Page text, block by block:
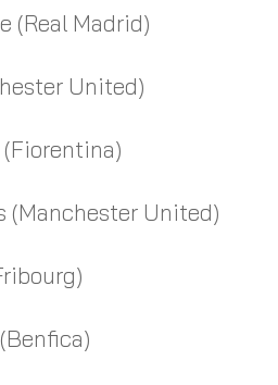
(Real Madrid)
United)
(Manchester United)